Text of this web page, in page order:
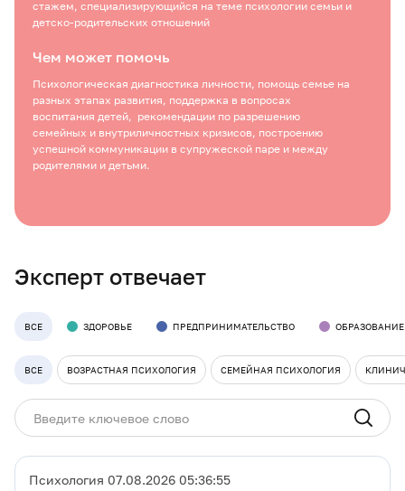
стажем, специализирующийся на теме психологии семьи и
детско-родительских отношений
Чем может помочь
Психологическая диагностика личности, помощь семье на
разных этапах развития, поддержка в вопросах
воспитания детей, рекомендации по разрешению
семейных и внутриличностных кризисов, построению
успешной коммуникации в супружеской паре и между
родителями и детьми.
Эксперт отвечает
ВСЕ ЗДОРОВЬЕ ПРЕДПРИНИМАТЕЛЬСТВО
ВСЕ ВОЗРАСТНАЯ ПСИХОЛОГИЯ СЕМЕЙНАЯ ПСИХОЛОГИЯ
Психология 07.08.2026 05:36:55